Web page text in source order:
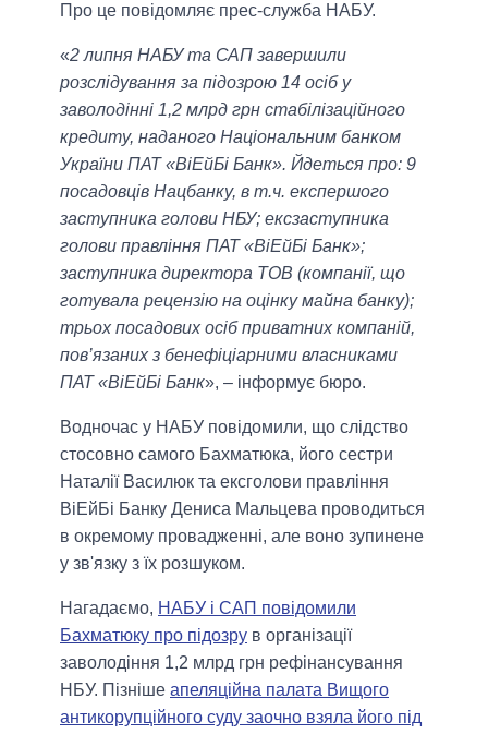
Про це повідомляє прес-служба НАБУ.
«2 липня НАБУ та САП завершили
розслідування за підозрою 14 осіб у
заволодінні 1,2 млрд грн стабілізаційного
кредиту, наданого Національним банком
України ПАТ «ВіЕйБі Банк». Йдеться про: 9
посадовців Нацбанку, в т.ч. експершого
заступника голови НБУ; ексзаступника
голови правління ПАТ «ВіЕйБі Банк»;
заступника директора ТОВ (компанії, що
готувала рецензію на оцінку майна банку);
трьох посадових осіб приватних компаній,
пов’язаних з бенефіціарними власниками
ПАТ «ВіЕйБі Банк», – інформує бюро.
Водночас у НАБУ повідомили, що слідство
стосовно самого Бахматюка, його сестри
Наталії Василюк та ексголови правління
ВіЕйБі Банку Дениса Мальцева проводиться
в окремому провадженні, але воно зупинене
у зв'язку з їх розшуком.
Нагадаємо, НАБУ і САП повідомили
Бахматюку про підозру в організації
заволодіння 1,2 млрд грн рефінансування
НБУ. Пізніше апеляційна палата Вищого
антикорупційного суду заочно взяла його під